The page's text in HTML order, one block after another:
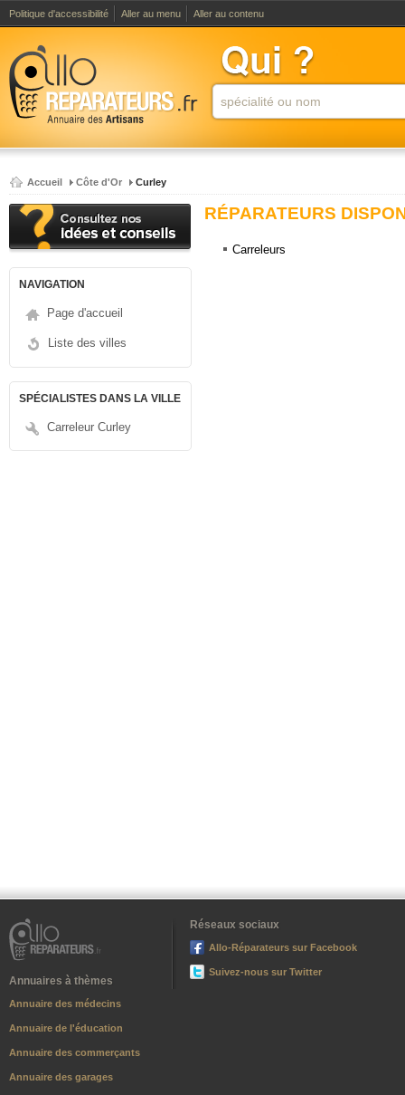
Politique d'accessibilité Aller au menu Aller au contenu
Accueil Côte d'Or Curley
NAVIGATION
Page d'accueil
Liste des villes
SPÉCIALISTES DANS LA VILLE
Carreleur Curley
RÉPARATEURS
Carreleurs
Annuaires à thèmes
Annuaire des médecins
Annuaire de l'éducation
Annuaire des commerçants
Annuaire des garages
Réseaux sociaux
Allo-Réparateurs sur Facebook
Suivez-nous sur Twitter